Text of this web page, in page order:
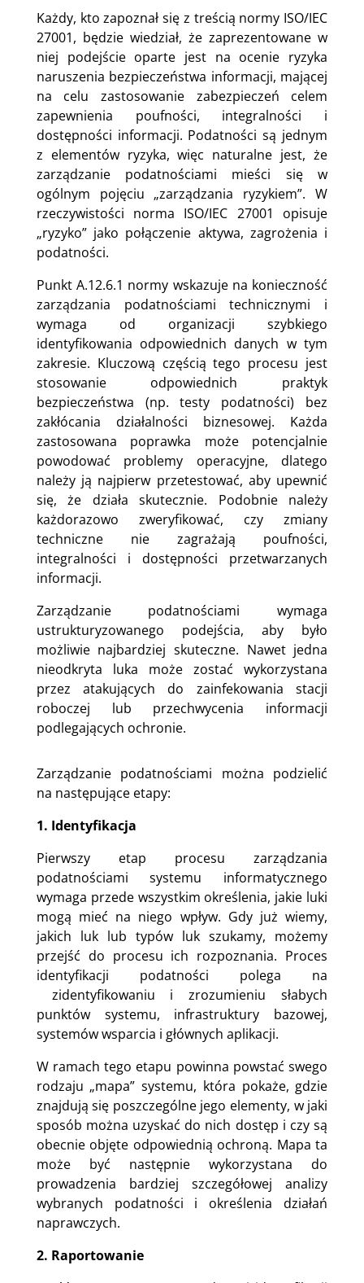
Każdy, kto zapoznał się z treścią normy ISO/IEC
27001, będzie wiedział, że zaprezentowane w
niej podejście oparte jest na ocenie ryzyka
naruszenia bezpieczeństwa informacji, mającej
na celu zastosowanie zabezpieczeń celem
zapewnienia poufności, integralności i
dostępności informacji. Podatności są jednym
z elementów ryzyka, więc naturalne jest, że
zarządzanie podatnościami mieści się w
ogólnym pojęciu „zarządzania ryzykiem”. W
rzeczywistości norma ISO/IEC 27001 opisuje
„ryzyko” jako połączenie aktywa, zagrożenia i
podatności.
Punkt A.12.6.1 normy wskazuje na konieczność
zarządzania podatnościami technicznymi i
wymaga od organizacji szybkiego
identyfikowania odpowiednich danych w tym
zakresie. Kluczową częścią tego procesu jest
stosowanie odpowiednich praktyk
bezpieczeństwa (np. testy podatności) bez
zakłócania działalności biznesowej. Każda
zastosowana poprawka może potencjalnie
powodować problemy operacyjne, dlatego
należy ją najpierw przetestować, aby upewnić
się, że działa skutecznie. Podobnie należy
każdorazowo zweryfikować, czy zmiany
techniczne nie zagrażają poufności,
integralności i dostępności przetwarzanych
informacji.
Zarządzanie podatnościami wymaga
ustrukturyzowanego podejścia, aby było
możliwie najbardziej skuteczne. Nawet jedna
nieodkryta luka może zostać wykorzystana
przez atakujących do zainfekowania stacji
roboczej lub przechwycenia informacji
podlegających ochronie.
Zarządzanie podatnościami można podzielić
na następujące etapy:
1. Identyfikacja
Pierwszy etap procesu zarządzania
podatnościami systemu informatycznego
wymaga przede wszystkim określenia, jakie luki
mogą mieć na niego wpływ. Gdy już wiemy,
jakich luk lub typów luk szukamy, możemy
przejść do procesu ich rozpoznania. Proces
identyfikacji podatności polega na
zidentyfikowaniu i zrozumieniu słabych
punktów systemu, infrastruktury bazowej,
systemów wsparcia i głównych aplikacji.
W ramach tego etapu powinna powstać swego
rodzaju „mapa” systemu, która pokaże, gdzie
znajdują się poszczególne jego elementy, w jaki
sposób można uzyskać do nich dostęp i czy są
obecnie objęte odpowiednią ochroną. Mapa ta
może być następnie wykorzystana do
prowadzenia bardziej szczegółowej analizy
wybranych podatności i określenia działań
naprawczych.
2. Raportowanie